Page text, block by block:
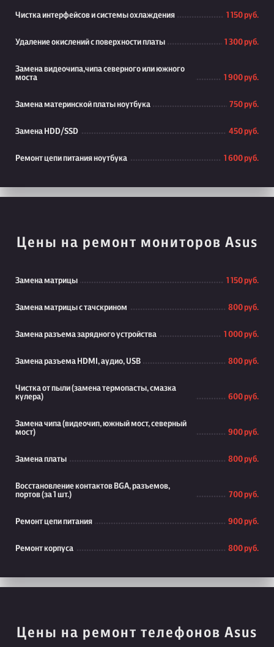
Чистка интерфейсов и системы охлаждения 1 150 руб.
Удаление окислений с поверхности платы 1 300 руб.
Замена видеочипа,чипа северного или южного
моста
1 900 руб.
Замена материнской платы ноутбука 750 руб.
Замена HDD/SSD 450 руб.
Ремонт цепи питания ноутбука 1 600 руб.
Цены на ремонт мониторов Asus
Замена матрицы 1 150 руб.
Замена матрицы с тачскрином 800 руб.
Замена разъема зарядного устройства 1 000 руб.
Замена разъема HDMI, аудио, USB 800 руб.
Чистка от пыли (замена термопасты, смазка
кулера)
600 руб.
Замена чипа (видеочип, южный мост, северный
мост)
900 руб.
Замена платы 800 руб.
Восстановление контактов BGA, разъемов,
портов (за 1 шт.)
700 руб.
Ремонт цепи питания 900 руб.
Ремонт корпуса 800 руб.
Цены на ремонт телефонов Asus